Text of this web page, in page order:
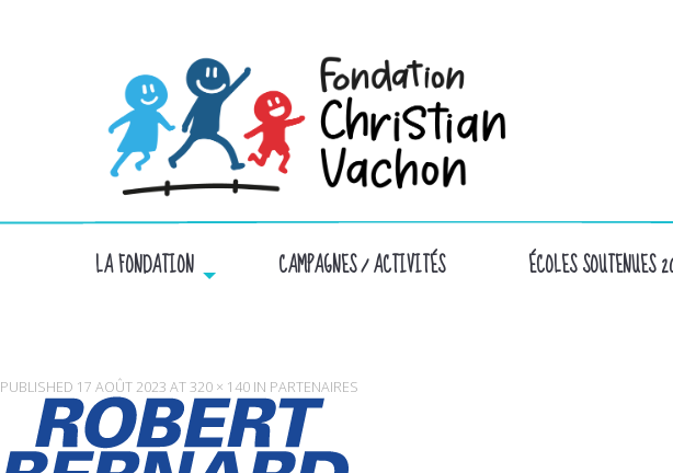
LA FONDATION CAMPAGNES / ACTIVITÉS ÉCOLES SOUTENUES
PUBLISHED 17 AOÛT 2023 AT320 × 140 IN PARTENAIRES